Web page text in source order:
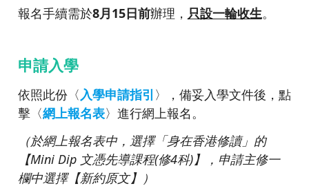
報名手續需於8月15日前辦理， 只設一輪收生。
申請入學
依照此份〈入學申請指引 〉，備妥入學文件後，點
擊〈網上報名表〉進行網上報名。
（於網上報名表中，選擇「身在香港修讀」的
【Mini Dip 文憑先導課程(修4科)】
，申請主修一
欄中選擇【新約原文】 ）